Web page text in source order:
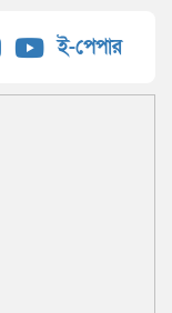
ই-পেপার